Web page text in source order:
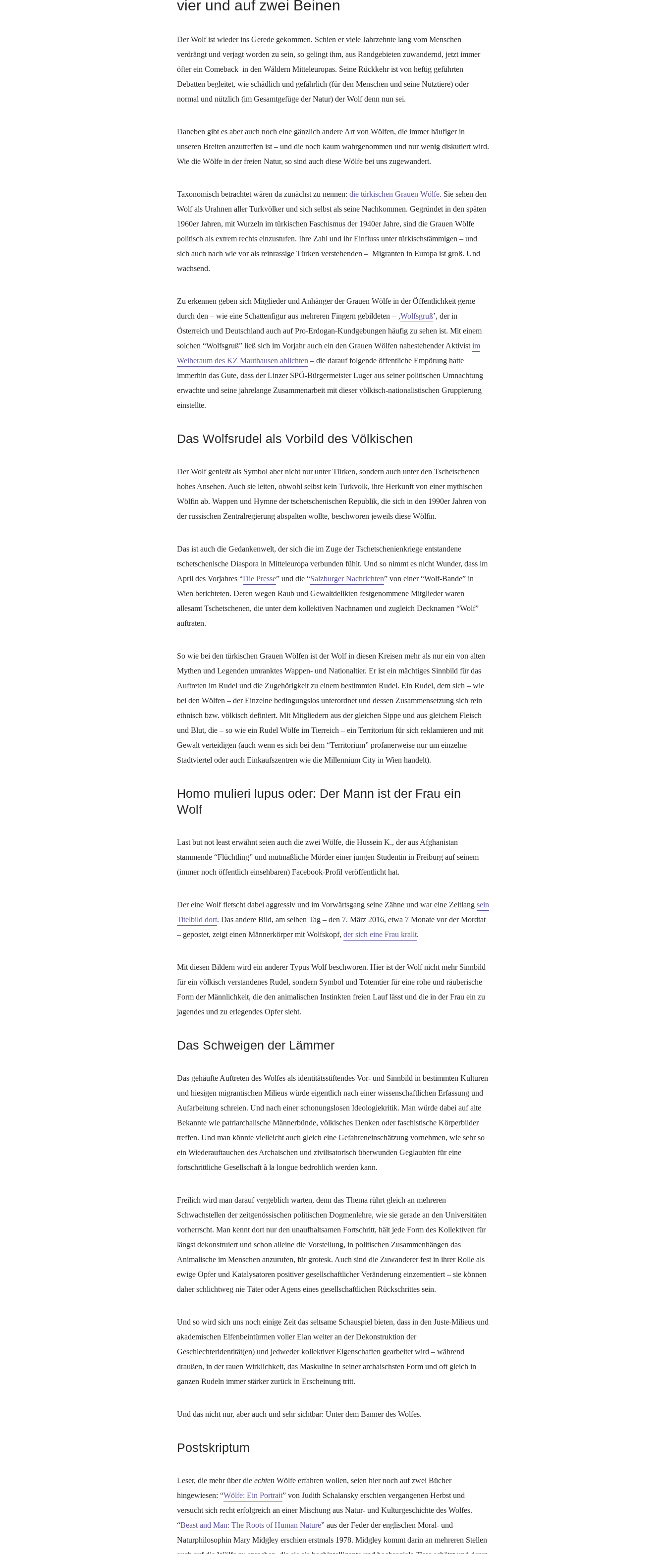
vier und auf zwei Beinen
Der Wolf ist wieder ins Gerede gekommen. Schien er viele Jahrzehnte lang vom Menschen
verdrängt und verjagt worden zu sein, so gelingt ihm, aus Randgebieten zuwandernd, jetzt immer
öfter ein Comeback in den Wäldern Mitteleuropas. Seine Rückkehr ist von heftig geführten
Debatten begleitet, wie schädlich und gefährlich (für den Menschen und seine Nutztiere) oder
normal und nützlich (im Gesamtgefüge der Natur) der Wolf denn nun sei.
Daneben gibt es aber auch noch eine gänzlich andere Art von Wölfen, die immer häufiger in
unseren Breiten anzutreffen ist – und die noch kaum wahrgenommen und nur wenig diskutiert wird.
Wie die Wölfe in der freien Natur, so sind auch diese Wölfe bei uns zugewandert.
Taxonomisch betrachtet wären da zunächst zu nennen: die türkischen Grauen Wölfe. Sie sehen den
Wolf als Urahnen aller Turkvölker und sich selbst als seine Nachkommen. Gegründet in den späten
1960er Jahren, mit Wurzeln im türkischen Faschismus der 1940er Jahre, sind die Grauen Wölfe
politisch als extrem rechts einzustufen. Ihre Zahl und ihr Einfluss unter türkischstämmigen – und
sich auch nach wie vor als reinrassige Türken verstehenden – Migranten in Europa ist groß. Und
wachsend.
Zu erkennen geben sich Mitglieder und Anhänger der Grauen Wölfe in der Öffentlichkeit gerne
durch den – wie eine Schattenfigur aus mehreren Fingern gebildeten – ‚Wolfsgruß’, der in
Österreich und Deutschland auch auf Pro-Erdogan-Kundgebungen häufig zu sehen ist. Mit einem
solchen “Wolfsgruß” ließ sich im Vorjahr auch ein den Grauen Wölfen nahestehender Aktivist im
Weiheraum des KZ Mauthausen ablichten – die darauf folgende öffentliche Empörung hatte
immerhin das Gute, dass der Linzer SPÖ-Bürgermeister Luger aus seiner politischen Umnachtung
erwachte und seine jahrelange Zusammenarbeit mit dieser völkisch-nationalistischen Gruppierung
einstellte.
Das Wolfsrudel als Vorbild des Völkischen
Der Wolf genießt als Symbol aber nicht nur unter Türken, sondern auch unter den Tschetschenen
hohes Ansehen. Auch sie leiten, obwohl selbst kein Turkvolk, ihre Herkunft von einer mythischen
Wölfin ab. Wappen und Hymne der tschetschenischen Republik, die sich in den 1990er Jahren von
der russischen Zentralregierung abspalten wollte, beschworen jeweils diese Wölfin.
Das ist auch die Gedankenwelt, der sich die im Zuge der Tschetschenienkriege entstandene
tschetschenische Diaspora in Mitteleuropa verbunden fühlt. Und so nimmt es nicht Wunder, dass im
April des Vorjahres “Die Presse” und die “Salzburger Nachrichten” von einer “Wolf-Bande” in
Wien berichteten. Deren wegen Raub und Gewaltdelikten festgenommene Mitglieder waren
allesamt Tschetschenen, die unter dem kollektiven Nachnamen und zugleich Decknamen “Wolf”
auftraten.
So wie bei den türkischen Grauen Wölfen ist der Wolf in diesen Kreisen mehr als nur ein von alten
Mythen und Legenden umranktes Wappen- und Nationaltier. Er ist ein mächtiges Sinnbild für das
Auftreten im Rudel und die Zugehörigkeit zu einem bestimmten Rudel. Ein Rudel, dem sich – wie
bei den Wölfen – der Einzelne bedingungslos unterordnet und dessen Zusammensetzung sich rein
ethnisch bzw. völkisch definiert. Mit Mitgliedern aus der gleichen Sippe und aus gleichem Fleisch
und Blut, die – so wie ein Rudel Wölfe im Tierreich – ein Territorium für sich reklamieren und mit
Gewalt verteidigen (auch wenn es sich bei dem “Territorium” profanerweise nur um einzelne
Stadtviertel oder auch Einkaufszentren wie die Millennium City in Wien handelt).
Homo mulieri lupus oder: Der Mann ist der Frau ein
Wolf
Last but not least erwähnt seien auch die zwei Wölfe, die Hussein K., der aus Afghanistan
stammende “Flüchtling” und mutmaßliche Mörder einer jungen Studentin in Freiburg auf seinem
(immer noch öffentlich einsehbaren) Facebook-Profil veröffentlicht hat.
Der eine Wolf fletscht dabei aggressiv und im Vorwärtsgang seine Zähne und war eine Zeitlang sein
Titelbild dort. Das andere Bild, am selben Tag – den 7. März 2016, etwa 7 Monate vor der Mordtat
– gepostet, zeigt einen Männerkörper mit Wolfskopf, der sich eine Frau krallt.
Mit diesen Bildern wird ein anderer Typus Wolf beschworen. Hier ist der Wolf nicht mehr Sinnbild
für ein völkisch verstandenes Rudel, sondern Symbol und Totemtier für eine rohe und räuberische
Form der Männlichkeit, die den animalischen Instinkten freien Lauf lässt und die in der Frau ein zu
jagendes und zu erlegendes Opfer sieht.
Das Schweigen der Lämmer
Das gehäufte Auftreten des Wolfes als identitätsstiftendes Vor- und Sinnbild in bestimmten Kulturen
und hiesigen migrantischen Milieus würde eigentlich nach einer wissenschaftlichen Erfassung und
Aufarbeitung schreien. Und nach einer schonungslosen Ideologiekritik. Man würde dabei auf alte
Bekannte wie patriarchalische Männerbünde, völkisches Denken oder faschistische Körperbilder
treffen. Und man könnte vielleicht auch gleich eine Gefahreneinschätzung vornehmen, wie sehr so
ein Wiederauftauchen des Archaischen und zivilisatorisch überwunden Geglaubten für eine
fortschrittliche Gesellschaft à la longue bedrohlich werden kann.
Freilich wird man darauf vergeblich warten, denn das Thema rührt gleich an mehreren
Schwachstellen der zeitgenössischen politischen Dogmenlehre, wie sie gerade an den Universitäten
vorherrscht. Man kennt dort nur den unaufhaltsamen Fortschritt, hält jede Form des Kollektiven für
längst dekonstruiert und schon alleine die Vorstellung, in politischen Zusammenhängen das
Animalische im Menschen anzurufen, für grotesk. Auch sind die Zuwanderer fest in ihrer Rolle als
ewige Opfer und Katalysatoren positiver gesellschaftlicher Veränderung einzementiert – sie können
daher schlichtweg nie Täter oder Agens eines gesellschaftlichen Rückschrittes sein.
Und so wird sich uns noch einige Zeit das seltsame Schauspiel bieten, dass in den Juste-Milieus und
akademischen Elfenbeintürmen voller Elan weiter an der Dekonstruktion der
Geschlechteridentität(en) und jedweder kollektiver Eigenschaften gearbeitet wird – während
draußen, in der rauen Wirklichkeit, das Maskuline in seiner archaischsten Form und oft gleich in
ganzen Rudeln immer stärker zurück in Erscheinung tritt.
Und das nicht nur, aber auch und sehr sichtbar: Unter dem Banner des Wolfes.
Postskriptum
Leser, die mehr über die echten Wölfe erfahren wollen, seien hier noch auf zwei Bücher
hingewiesen: “Wölfe: Ein Portrait” von Judith Schalansky erschien vergangenen Herbst und
versucht sich recht erfolgreich an einer Mischung aus Natur- und Kulturgeschichte des Wolfes.
“Beast and Man: The Roots of Human Nature” aus der Feder der englischen Moral- und
Naturphilosophin Mary Midgley erschien erstmals 1978. Midgley kommt darin an mehreren Stellen